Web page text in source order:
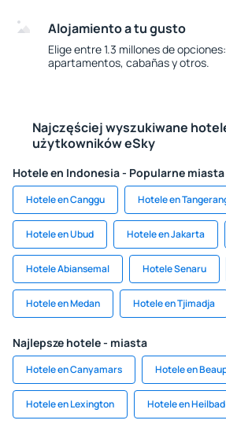
Alojamiento a tu gusto
Elige entre 1.3 millones de
apartamentos, cabañas y otros.
Najczęściej wyszukiwane
użytkowników eSky
Hotele en Indonesia - Popularne miasta
Hotele en Canggu Hotele en
Hotele en Ubud Hotele en Jakarta
Hotele Abiansemal Hotele Senaru
Hotele en Medan Hotele en Tjimadja
Najlepsze hotele - miasta
Hotele en Canyamars Hotele en
Hotele en Lexington Hotele en